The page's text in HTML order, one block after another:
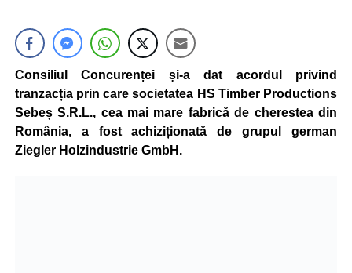
Consiliul Concurenței și-a dat acordul privind
tranzacția prin care societatea HS Timber Productions
Sebeș S.R.L., cea mai mare fabrică de cherestea din
România, a fost achiziționată de grupul german
Ziegler Holzindustrie GmbH.